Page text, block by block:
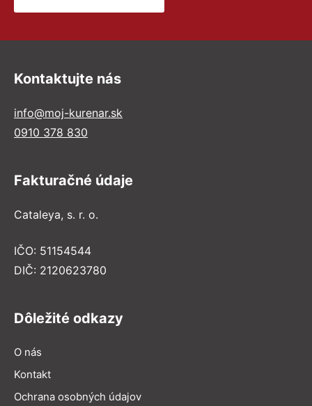
Kontaktujte nás
info@moj-kurenar.sk
0910 378 830
Fakturačné údaje
Cataleya, s. r. o.
IČO: 51154544
DIČ: 2120623780
Dôležité odkazy
O nás
Kontakt
Ochrana osobných údajov